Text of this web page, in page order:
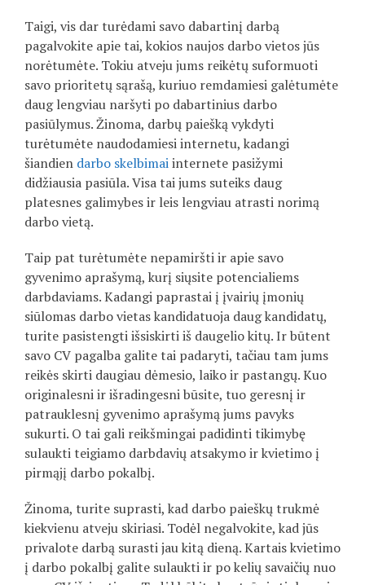
Taigi, vis dar turėdami savo dabartinį darbą
pagalvokite apie tai, kokios naujos darbo vietos jūs
norėtumėte. Tokiu atveju jums reikėtų suformuoti
savo prioritetų sąrašą, kuriuo remdamiesi galėtumėte
daug lengviau naršyti po dabartinius darbo
pasiūlymus. Žinoma, darbų paiešką vykdyti
turėtumėte naudodamiesi internetu, kadangi
šiandien darbo skelbimaiinternete pasižymi
didžiausia pasiūla. Visa tai jums suteiks daug
platesnes galimybes ir leis lengviau atrasti norimą
darbo vietą.
Taip pat turėtumėte nepamiršti ir apie savo
gyvenimo aprašymą, kurį siųsite potencialiems
darbdaviams. Kadangi paprastai į įvairių įmonių
siūlomas darbo vietas kandidatuoja daug kandidatų,
turite pasistengti išsiskirti iš daugelio kitų. Ir būtent
savo CV pagalba galite tai padaryti, tačiau tam jums
reikės skirti daugiau dėmesio, laiko ir pastangų. Kuo
originalesni ir išradingesni būsite, tuo geresnį ir
patrauklesnį gyvenimo aprašymą jums pavyks
sukurti. O tai gali reikšmingai padidinti tikimybę
sulaukti teigiamo darbdavių atsakymo ir kvietimo į
pirmąjį darbo pokalbį.
Žinoma, turite suprasti, kad darbo paieškų trukmė
kiekvienu atveju skiriasi. Todėl negalvokite, kad jūs
privalote darbą surasti jau kitą dieną. Kartais kvietimo
į darbo pokalbį galite sulaukti ir po kelių savaičių nuo